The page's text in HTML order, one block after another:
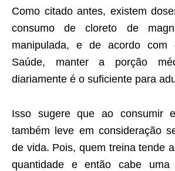
Como citado antes, existem
consumo de cloreto de
manipulada, e de acordo com
Saúde, manter a porção
diariamente é o suficiente para
Isso sugere que ao consumir
também leve em consideração
de vida. Pois, quem treina tende
quantidade e então cabe uma